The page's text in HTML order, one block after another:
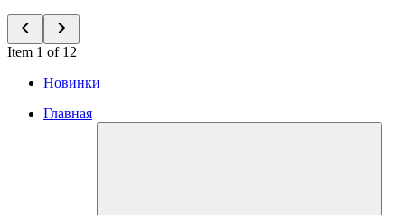
Item 1 of 12
Новинки
Главная